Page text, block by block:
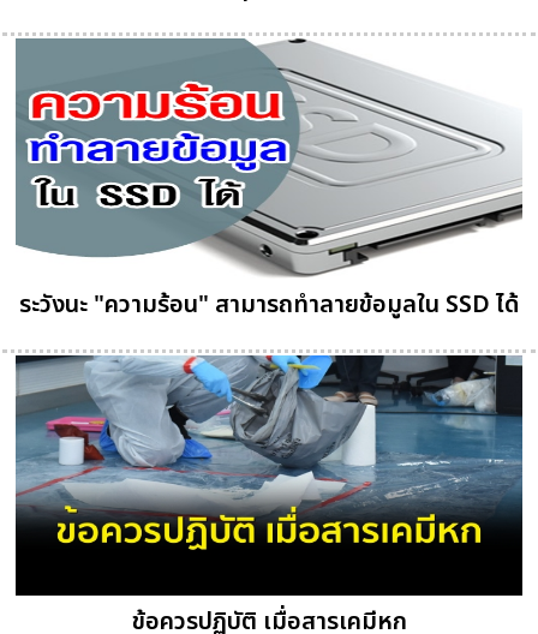
ระวังนะ "ความร้อน" สามารถทำลายข้อมูลใน SSD ได้
ข้อควรปฏิบัติ เมื่อสารเคมีหก